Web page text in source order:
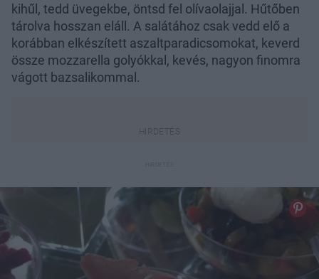
kihűl, tedd üvegekbe, öntsd fel olívaolajjal. Hűtőben
tárolva hosszan eláll. A salátához csak vedd elő a
korábban elkészített aszaltparadicsomokat, keverd
össze mozzarella golyókkal, kevés, nagyon finomra
vágott bazsalikommal.